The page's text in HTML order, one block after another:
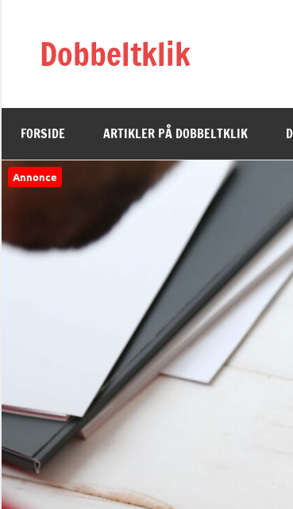
Dobbeltklik
FORSIDE ARTIKLER PÅ DOBBELTKLIK
Annonce